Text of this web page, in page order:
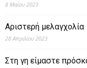
8 Μαΐου 2023
Αριστερή μελαγχολία
28 Απριλίου 2023
Στη γη είμαστε